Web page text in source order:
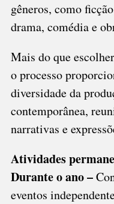
gêneros, como
drama, comédia e
Mais do que
o processo
diversidade da
contemporânea,
narrativas e
Atividades
Durante o ano –
eventos